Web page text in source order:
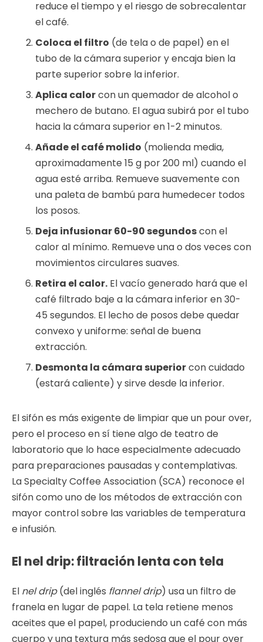
reduce el tiempo y el riesgo de sobrecalentar
el café.
Coloca el filtro (de tela o de papel) en el
tubo de la cámara superior y encaja bien la
parte superior sobre la inferior.
Aplica calorcon un quemador de alcohol o
mechero de butano. El agua subirá por el tubo
hacia la cámara superior en 1-2 minutos.
Añade el café molido (molienda media,
aproximadamente 15 g por 200 ml) cuando el
agua esté arriba. Remueve suavemente con
una paleta de bambú para humedecer todos
los posos.
Deja infusionar 60-90 segundoscon el
calor al mínimo. Remueve una o dos veces con
movimientos circulares suaves.
Retira el calor. El vacío generado hará que el
café filtrado baje a la cámara inferior en 30-
45 segundos. El lecho de posos debe quedar
convexo y uniforme: señal de buena
extracción.
Desmonta la cámara superiorcon cuidado
(estará caliente) y sirve desde la inferior.
El sifón es más exigente de limpiar que un pour over,
pero el proceso en sí tiene algo de teatro de
laboratorio que lo hace especialmente adecuado
para preparaciones pausadas y contemplativas.
La Specialty Coffee Association (SCA) reconoce el
sifón como uno de los métodos de extracción con
mayor control sobre las variables de temperatura
e infusión.
El nel drip: filtración lenta con tela
El nel drip(del inglés flannel drip) usa un filtro de
franela en lugar de papel. La tela retiene menos
aceites que el papel, produciendo un café con más
cuerpo y una textura más sedosa que el pour over